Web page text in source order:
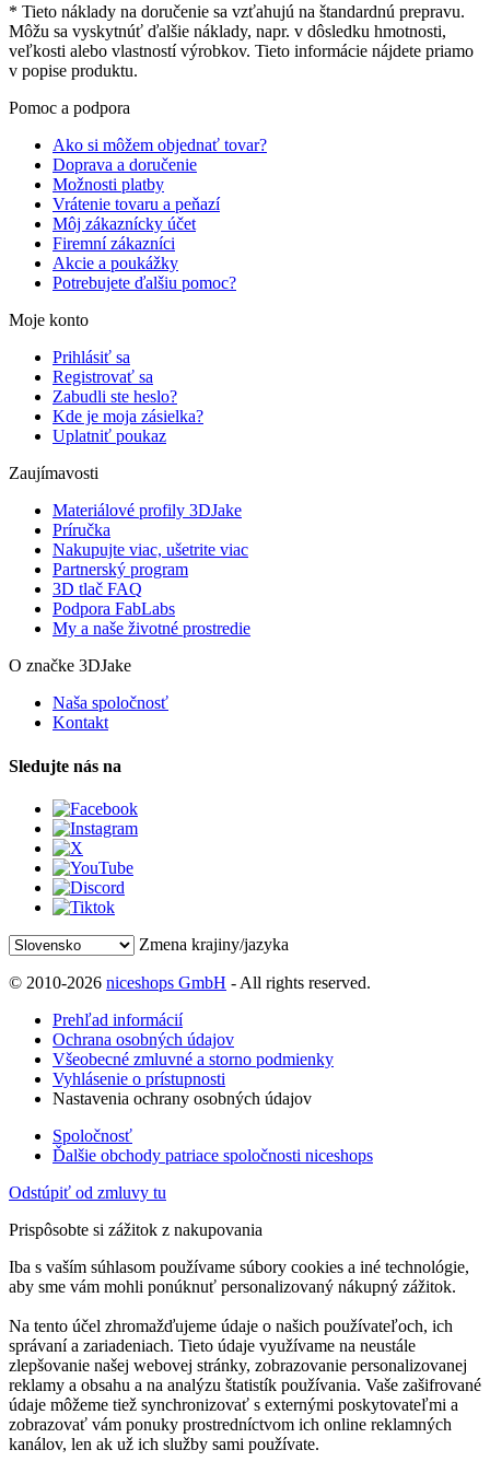
* Tieto náklady na doručenie sa vzťahujú na štandardnú prepravu.
Môžu sa vyskytnúť ďalšie náklady, napr. v dôsledku hmotnosti,
veľkosti alebo vlastností výrobkov. Tieto informácie nájdete priamo
v popise produktu.
Pomoc a podpora
Ako si môžem objednať tovar?
Doprava a doručenie
Možnosti platby
Vrátenie tovaru a peňazí
Môj zákaznícky účet
Firemní zákazníci
Akcie a poukážky
Potrebujete ďalšiu pomoc?
Moje konto
Prihlásiť sa
Registrovať sa
Zabudli ste heslo?
Kde je moja zásielka?
Uplatniť poukaz
Zaujímavosti
Materiálové profily 3DJake
Príručka
Nakupujte viac, ušetrite viac
Partnerský program
3D tlač FAQ
Podpora FabLabs
My a naše životné prostredie
O značke 3DJake
Naša spoločnosť
Kontakt
Sledujte nás na
Zmena krajiny/jazyka
© 2010-2026 niceshops GmbH - All rights reserved.
Prehľad informácií
Ochrana osobných údajov
Všeobecné zmluvné a storno podmienky
Vyhlásenie o prístupnosti
Nastavenia ochrany osobných údajov
Spoločnosť
Ďalšie obchody patriace spoločnosti niceshops
Odstúpiť od zmluvy tu
Prispôsobte si zážitok z nakupovania
Iba s vaším súhlasom používame súbory cookies a iné technológie,
aby sme vám mohli ponúknuť personalizovaný nákupný zážitok.
Na tento účel zhromažďujeme údaje o našich používateľoch, ich
správaní a zariadeniach. Tieto údaje využívame na neustále
zlepšovanie našej webovej stránky, zobrazovanie personalizovanej
reklamy a obsahu a na analýzu štatistík používania. Vaše zašifrované
údaje môžeme tiež synchronizovať s externými poskytovateľmi a
zobrazovať vám ponuky prostredníctvom ich online reklamných
kanálov, len ak už ich služby sami používate.